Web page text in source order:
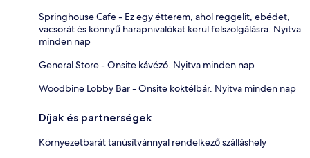
Springhouse Cafe - Ez egy étterem, ahol reggelit, ebédet,
vacsorát és könnyű harapnivalókat kerül felszolgálásra. Nyitva
minden nap
General Store - Onsite kávézó. Nyitva minden nap
Woodbine Lobby Bar - Onsite koktélbár. Nyitva minden nap
Díjak és partnerségek
Környezetbarát tanúsítvánnyal rendelkező szálláshely